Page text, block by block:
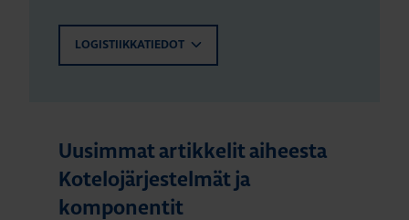
LOGISTIIKKATIEDOT
Uusimmat artikkelit aiheesta
Kotelojärjestelmät ja
komponentit